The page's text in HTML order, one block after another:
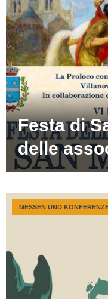
Festa di
delle
MESSEN UND